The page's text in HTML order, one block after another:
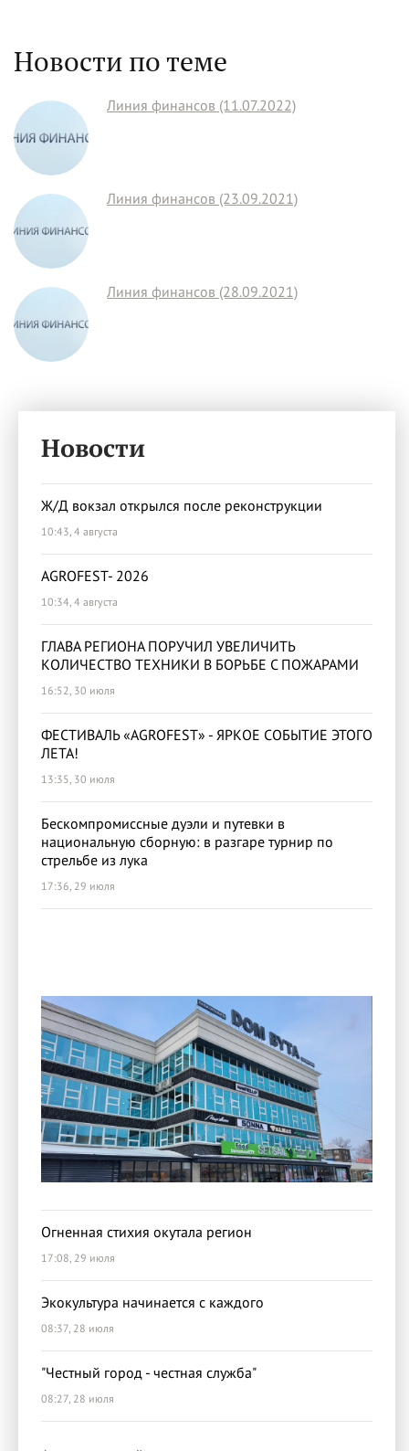
Новости по теме
Линия финансов (11.07.2022)
Линия финансов (23.09.2021)
Линия финансов (28.09.2021)
Новости
Ж/Д вокзал открылся после реконструкции
10:43, 4 августа
AGROFEST- 2026
10:34, 4 августа
ГЛАВА РЕГИОНА ПОРУЧИЛ УВЕЛИЧИТЬ
КОЛИЧЕСТВО ТЕХНИКИ В БОРЬБЕ С ПОЖАРАМИ
16:52, 30 июля
ФЕСТИВАЛЬ «AGROFEST» - ЯРКОЕ СОБЫТИЕ ЭТОГО
ЛЕТА!
13:35, 30 июля
Бескомпромиссные дуэли и путевки в
национальную сборную: в разгаре турнир по
стрельбе из лука
17:36, 29 июля
Огненная стихия окутала регион
17:08, 29 июля
Экокультура начинается с каждого
08:37, 28 июля
"Честный город - честная служба"
08:27, 28 июля